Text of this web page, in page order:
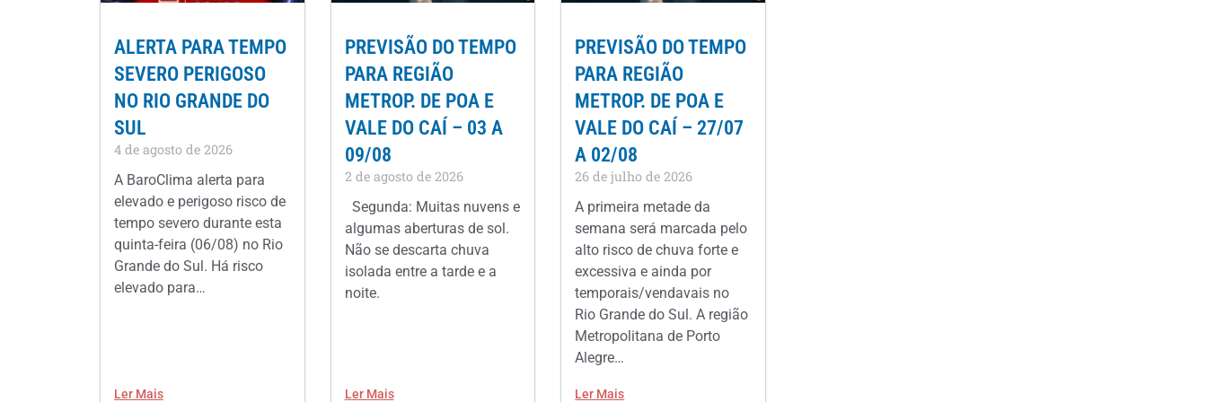
ALERTA PARA TEMPO
SEVERO PERIGOSO
NO RIO GRANDE DO
SUL
4 de agosto de 2026
A BaroClima alerta para
elevado e perigoso risco de
tempo severo durante esta
quinta-feira (06/08) no Rio
Grande do Sul. Há risco
elevado para…
Ler Mais
PREVISÃO DO TEMPO
PARA REGIÃO
METROP. DE POA E
VALE DO CAÍ – 03 A
09/08
2 de agosto de 2026
Segunda: Muitas nuvens e
algumas aberturas de sol.
Não se descarta chuva
isolada entre a tarde e a
noite.
Ler Mais
PREVISÃO DO TEMPO
PARA REGIÃO
METROP. DE POA E
VALE DO CAÍ – 27/07
A 02/08
26 de julho de 2026
A primeira metade da
semana será marcada pelo
alto risco de chuva forte e
excessiva e ainda por
temporais/vendavais no
Rio Grande do Sul. A região
Metropolitana de Porto
Alegre…
Ler Mais